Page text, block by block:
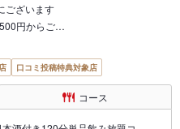
ございます
円からご…
口コミ投稿特典対象店
コース